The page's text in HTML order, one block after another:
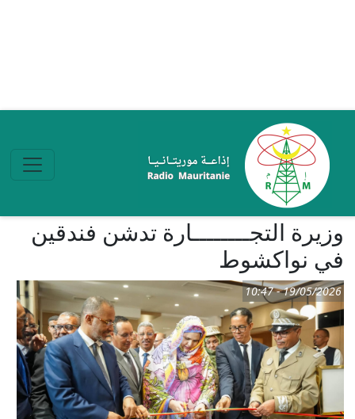
وزيرة التجــــــــارة تدشن فندقين
في نواكشوط
19/05/2026 - 10:47